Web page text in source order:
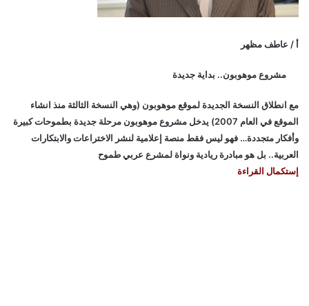
أ / عاطف مظهر
مشروع موهوبون.. بداية جديدة
مع انطلاق النسخة الجديدة لموقع موهوبون (وهي النسخة الثالثة منذ انشاء
الموقع في العام 2007) يدخل مشروع موهوبون مرحلة جديدة بطموحات كبيرة
وأفكار متجددة… فهو ليس فقط منصة إعلامية لنشر الاختراعات والابتكارات
العربية.. بل هو مبادرة ريادية ونواة لمشرع عربي طموح
إستكمال القراءة